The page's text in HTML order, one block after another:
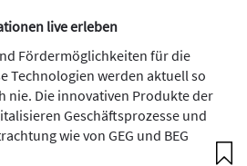
live erleben
Fördermöglichkeiten für die
Technologien werden aktuell so
nie. Die innovativen Produkte der
Geschäftsprozesse und
wie von GEG und BEG